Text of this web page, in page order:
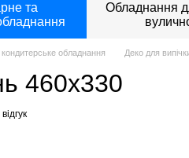
та
Обладнання
кондитерське обладнання Деко для
460x330